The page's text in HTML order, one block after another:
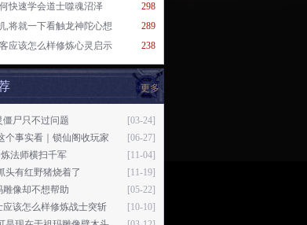
298
快速学会道士噬魂沼泽
289
,将就一下看触龙神陀心想
238
应该怎么样修炼心灵启示
更多
[03-24]
尸只不过问题
[06-27]
个事实看｜锁仙阁收玩家
[11-04]
法师横扫千军
[11-19]
头有红野猪烧着了
[05-22]
像却不想帮助
[10-10]
应该怎么样修炼战士突斩